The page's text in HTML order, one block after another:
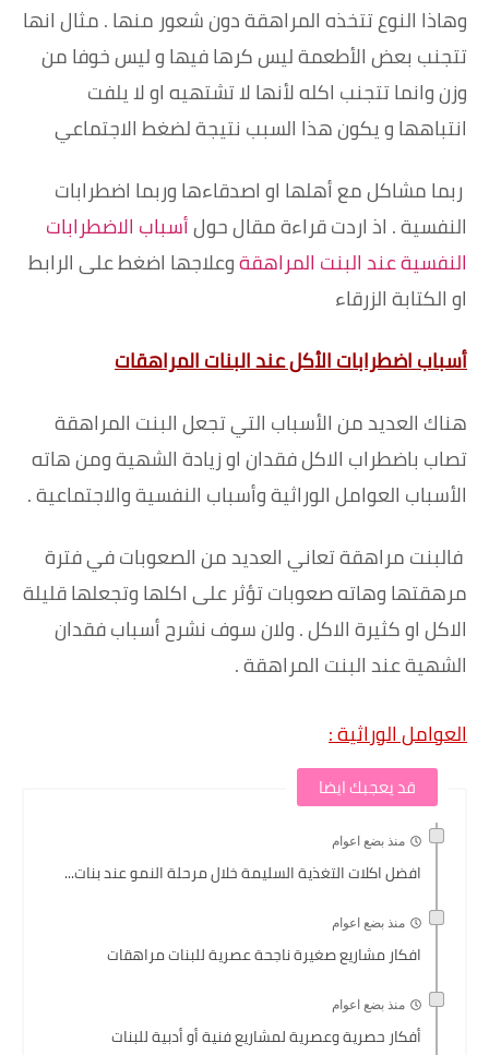
وهاذا النوع تتخذه المراهقة دون شعور منها . مثال انها
تتجنب بعض الأطعمة ليس كرها فيها و ليس خوفا من
وزن وانما تتجنب اكله لأنها لا تشتهيه او لا يلفت
انتباهها و يكون هذا السبب نتيجة لضغط الاجتماعي
ربما مشاكل مع أهلها او اصدقاءها وربما اضطرابات
النفسية . اذ اردت قراءة مقال حولأسباب الاضطرابات
النفسية عند البنت المراهقةوعلاجها اضغط على الرابط
او الكتابة الزرقاء
أسباب اضطرابات الأكل عند البنات المراهقات
هناك العديد من الأسباب التي تجعل البنت المراهقة
تصاب باضطراب الاكل فقدان او زيادة الشهية ومن هاته
الأسباب العوامل الوراثية وأسباب النفسية والاجتماعية .
فالبنت مراهقة تعاني العديد من الصعوبات في فترة
مرهقتها وهاته صعوبات تؤثر على اكلها وتجعلها قليلة
الاكل او كثيرة الاكل . ولان سوف نشرح أسباب فقدان
الشهية عند البنت المراهقة .
العوامل الوراثية:
قد يعجبك ايضا
منذ بضع اعوام
افضل اكلات التغذية السليمة خلال مرحلة النمو عند بنات...
منذ بضع اعوام
افكار مشاريع صغيرة ناجحة عصرية للبنات مراهقات
منذ بضع اعوام
أفكار حصرية وعصرية لمشاريع فنية أو أدبية للبنات